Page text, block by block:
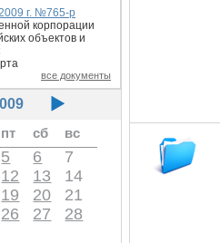
г. №765-р
корпорации
объектов и
все документы
пт сб вс
5 6
7
12 13
14
19 20
21
26 27
28